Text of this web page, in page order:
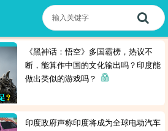
《黑神话：悟空》多国霸榜，热议不
断，能算作中国的文化输出吗？印度能
做出类似的游戏吗？
印度政府声称印度将成为全球电动汽车